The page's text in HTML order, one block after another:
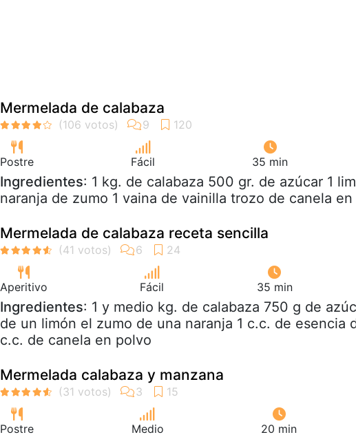
Mermelada de calabaza
Postre Fácil 35 min
Ingredientes: 1 kg. de calabaza 500 gr. de azúcar 1
naranja de zumo 1 vaina de vainilla trozo de canela en
Mermelada de calabaza receta sencilla
Aperitivo Fácil 35 min
Ingredientes: 1 y medio kg. de calabaza 750 g de
de un limón el zumo de una naranja 1 c.c. de esencia
c.c. de canela en polvo
Mermelada calabaza y manzana
Postre Medio 20 min